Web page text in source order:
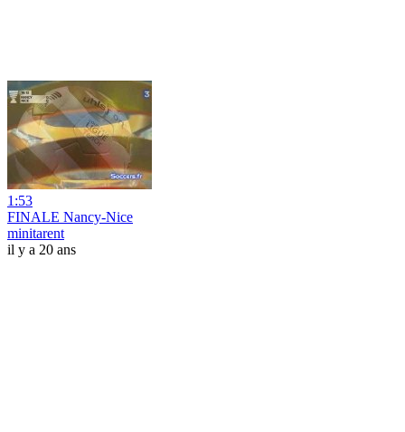
1:53
FINALE Nancy-Nice
minitarent
il y a 20 ans